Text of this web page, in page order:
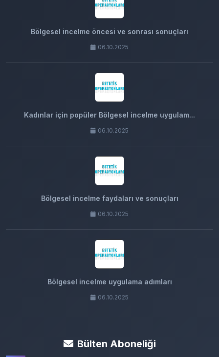
Bölgesel incelme öncesi ve sonrası sonuçları
06.10.2025
Kadınlar için popüler Bölgesel incelme uygulam...
06.10.2025
Bölgesel incelme faydaları ve sonuçları
06.10.2025
Bölgesel incelme uygulama adımları
06.10.2025
Bülten Aboneliği